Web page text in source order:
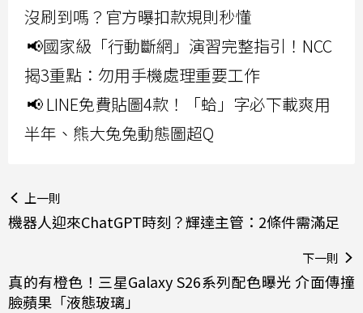
沒刷到嗎？官方曝扣款規則秒懂
📢國家級「行動斷網」演習完整指引！NCC
揭3重點：勿用手機處理重要工作
📢 LINE免費貼圖4款！「蛤」字必下載爽用
半年、熊大兔兔動態圖超Q
上一則
機器人迎來ChatGPT時刻？輝達主管：2條件需滿足
下一則
真的有橙色！三星Galaxy S26系列配色曝光 介面傳撞
臉蘋果「液態玻璃」